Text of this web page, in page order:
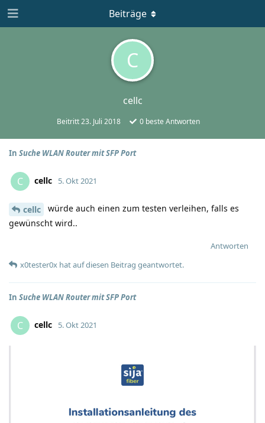
C
cellc
Beitritt23. Juli 2018 0beste Antworten
Beiträge
In Suche WLAN Router mit SFP Port
C cellc 5. Okt 2021
cellc
würde auch einen zum testen verleihen, falls es
gewünscht wird..
Antworten
x0tester0x hatauf diesen Beitrag geantwortet.
In Suche WLAN Router mit SFP Port
C cellc 5. Okt 2021